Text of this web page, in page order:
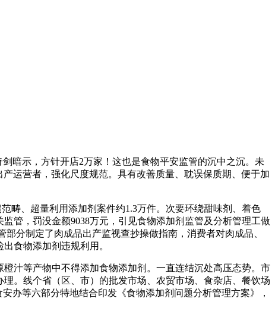
暗示，方针开店2万家！这也是食物平安监管的沉中之沉。未
运营者，强化尺度规范。具有改善质量、耽误保质期、便于加
、超量利用添加剂案件约1.3万件。次要环绕甜味剂、着色
管，罚没金额9038万元，引见食物添加剂监管及分析管理工做
分制定了肉成品出产监视查抄操做指南，消费者对肉成品、
食物添加剂违规利用。
汁等产物中不得添加食物添加剂。一直连结沉处高压态势。市
。线个省（区、市）的批发市场、农贸市场、食杂店、餐饮场
办等六部分特地结合印发《食物添加剂问题分析管理方案》，